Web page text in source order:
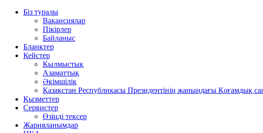
Біз туралы
Вакансиялар
Пікірлер
Байланыс
Бланктер
Кейстер
Қылмыстық
Азаматтық
Әкімшілік
Қазақстан Республикасы Президентінің жанындағы Қоғамдық
Қызметтер
Сервистер
Өзіңді тексер
Жарияланымдар